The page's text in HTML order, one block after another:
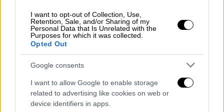
I want to opt-out of Collection, Use,
Retention, Sale, and/or Sharing of my
Personal Data that Is Unrelated with the
Purposes for which it was collected.
Opted Out
Google consents
I want to allow Google to enable storage
related to advertising like cookies on web or
device identifiers in apps.
Επίσης, κατήγγειλε ότι στο κινητό του είχε
αποθηκευμένα βίντεο,
απεικονίζονταν άγνωστα πρόσωπα σε
δημόσιους χώρους και κατά τη λήψη τους
υπήρχεεστίαση σε σημεία του σώματος